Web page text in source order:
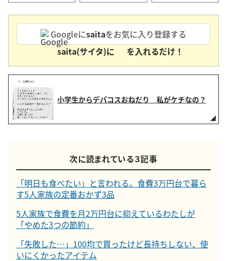
Googleにsaitaをお気に入り登録する
saita(サイタ)に
を入れるだけ！
小学生からデパコスおねだり 私がケチなの？
次に読まれている３記事
「明日も食べたい」と言われる。食費3万円台で暮ら
す5人家族の定番おかず3品
5人家族で食費を月2万円台に抑えているわたしが
「やめた3つの節約」
「失敗した…」100均で買ったけど長持ちしない、使
いにくかったアイテム